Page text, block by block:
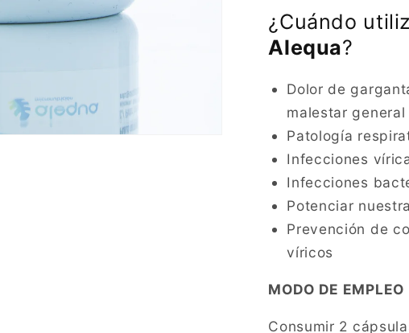
¿Cuándo
Alequa?
Dolor de
malestar general
Patología
Infecciones
Infecciones
Potenciar
Prevención de
víricos
MODO DE EMPLEO
Consumir 2